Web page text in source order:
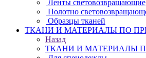
Ленты световозвращающие
Полотно
Образцы тканей
ТКАНИ И МАТЕРИАЛЫ ПО
Назад
ТКАНИ И МАТЕРИАЛЫ